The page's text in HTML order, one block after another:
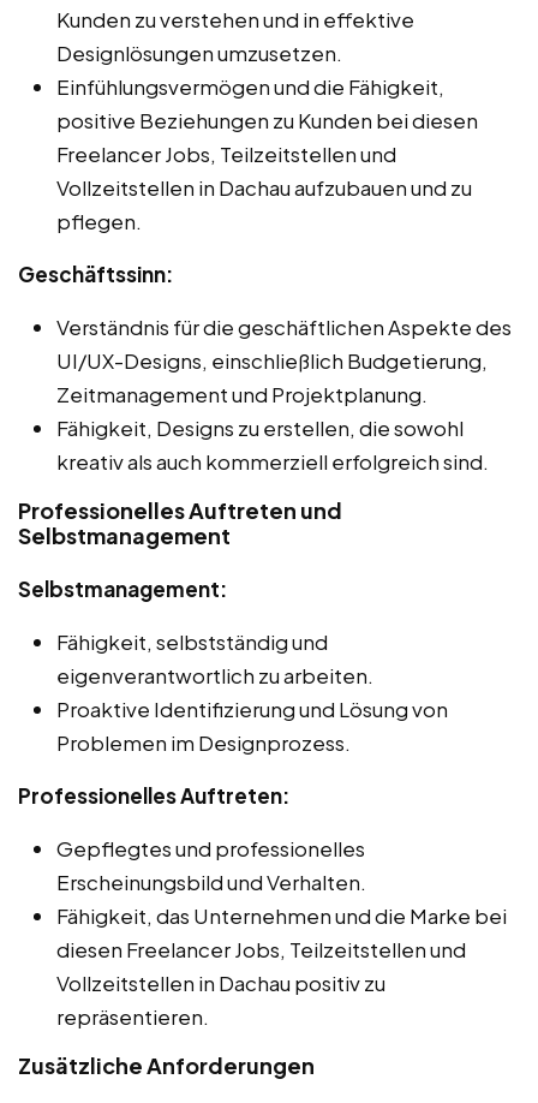
Kunden zu verstehen und in effektive
Designlösungen umzusetzen.
Einfühlungsvermögen und die Fähigkeit,
positive Beziehungen zu Kunden bei diesen
Freelancer Jobs, Teilzeitstellen und
Vollzeitstellen in Dachau aufzubauen und zu
pflegen.
Geschäftssinn:
Verständnis für die geschäftlichen Aspekte des
UI/UX-Designs, einschließlich Budgetierung,
Zeitmanagement und Projektplanung.
Fähigkeit, Designs zu erstellen, die sowohl
kreativ als auch kommerziell erfolgreich sind.
Professionelles Auftreten und
Selbstmanagement
Selbstmanagement:
Fähigkeit, selbstständig und
eigenverantwortlich zu arbeiten.
Proaktive Identifizierung und Lösung von
Problemen im Designprozess.
Professionelles Auftreten:
Gepflegtes und professionelles
Erscheinungsbild und Verhalten.
Fähigkeit, das Unternehmen und die Marke bei
diesen Freelancer Jobs, Teilzeitstellen und
Vollzeitstellen in Dachau positiv zu
repräsentieren.
Zusätzliche Anforderungen